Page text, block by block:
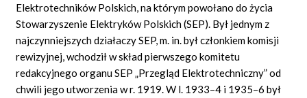
Elektrotechników Polskich, na którym powołano do życia
Stowarzyszenie Elektryków Polskich (SEP). Był jednym z
najczynniejszych działaczy SEP, m. in. był członkiem komisji
rewizyjnej, wchodził w skład pierwszego komitetu
redakcyjnego organu SEP „Przegląd Elektrotechniczny” od
chwili jego utworzenia w r. 1919. W l. 1933–4 i 1935–6 był